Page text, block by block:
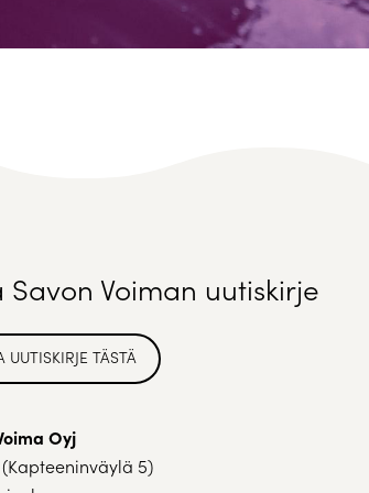
Savon Voiman uutiskirje
UUTISKIRJE TÄSTÄ
Oyj
(Kapteeninväylä 5)